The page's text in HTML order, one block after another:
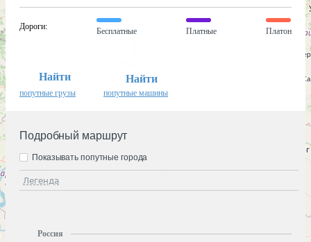
Дороги:
Бесплатные Платные Платон
Найти
попутные грузы
Найти
попутные машины
Подробный маршрут
Легенда
Показывать попутные города
Россия